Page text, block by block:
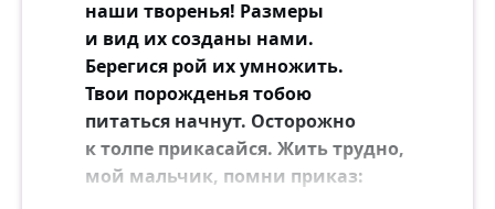
наши творенья! Размеры
и вид их созданы нами.
Берегися рой их умножить.
Твои порожденья тобою
питаться начнут. Осторожно
к толпе прикасайся. Жить трудно,
мой мальчик, помни приказ: